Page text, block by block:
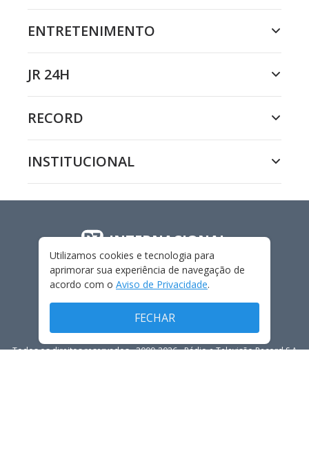
ENTRETENIMENTO
JR 24H
RECORD
INSTITUCIONAL
INTERNACIONAL
Todos os direitos reservados - 2009-2026- Rádio e Televisão Record S.A
Utilizamos cookies e tecnologia para
aprimorar sua experiência de navegação de
acordo com o Aviso de Privacidade.
FECHAR